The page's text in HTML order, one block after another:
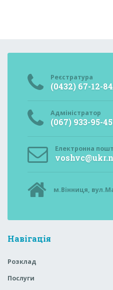
Реєстратура
(0432) 67-12-84
Адміністратор
(067) 933-95-45
Електронна
м.Вінниця,
Навігація
Розклад
Послуги